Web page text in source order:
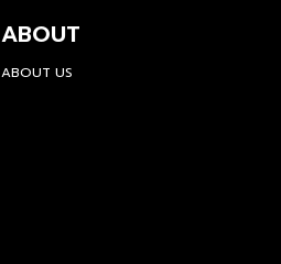
ABOUT
ABOUT US